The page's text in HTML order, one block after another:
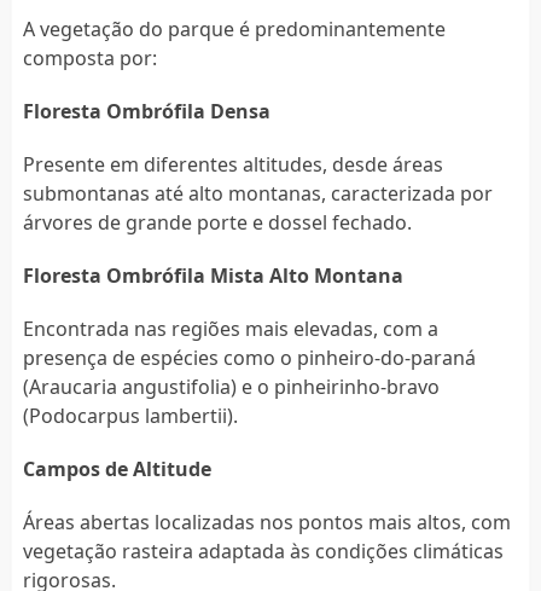
A vegetação do parque é predominantemente
composta por:
Floresta Ombrófila Densa
Presente em diferentes altitudes, desde áreas
submontanas até alto montanas, caracterizada por
árvores de grande porte e dossel fechado.
Floresta Ombrófila Mista Alto Montana
Encontrada nas regiões mais elevadas, com a
presença de espécies como o pinheiro-do-paraná
(Araucaria angustifolia) e o pinheirinho-bravo
(Podocarpus lambertii).
Campos de Altitude
Áreas abertas localizadas nos pontos mais altos, com
vegetação rasteira adaptada às condições climáticas
rigorosas.